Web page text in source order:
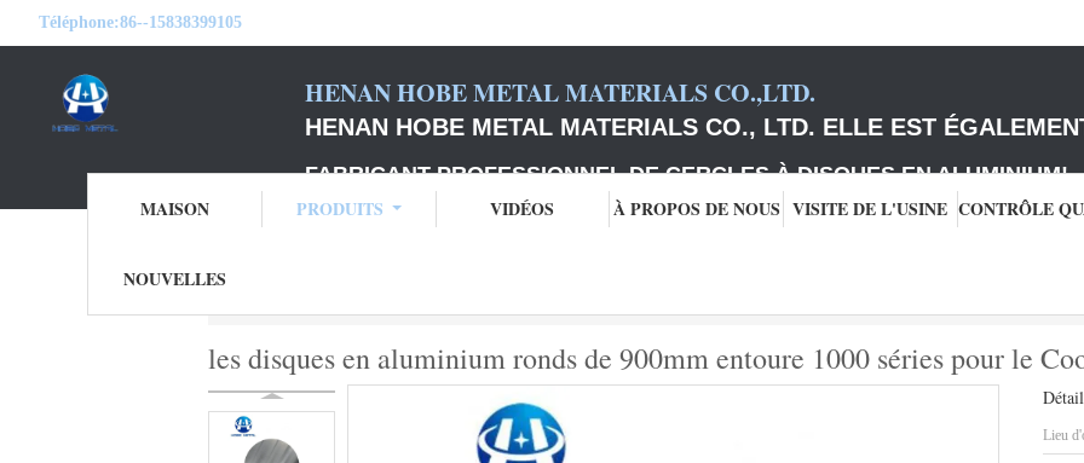
Téléphone:86--15838399105
HENAN HOBE METAL MATERIALS CO.,LTD.
HENAN HOBE METAL MATERIALS CO., LTD. ELLE EST
FABRICANT PROFESSIONNEL DE CERCLES À DISQUES EN ALUMINIUM!
MAISON PRODUITS VIDÉOS À PROPOS DE NOUS VISITE DE L'USINE
NOUVELLES
les disques en aluminium ronds de 900mm entoure 1000 séries pour le
Lieu